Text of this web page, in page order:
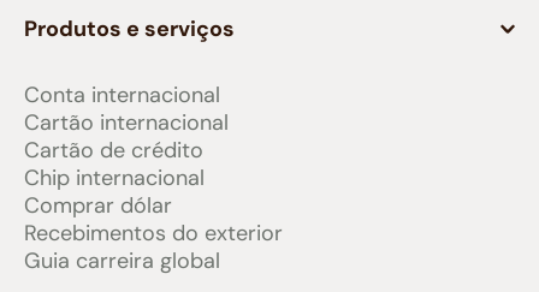
Produtos e serviços
Conta internacional
Cartão internacional
Cartão de crédito
Chip internacional
Comprar dólar
Recebimentos do exterior
Guia carreira global